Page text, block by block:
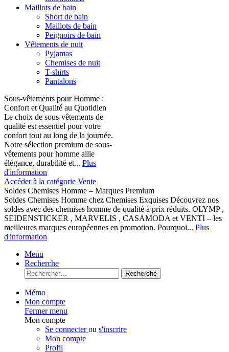
Maillots de bain
Short de bain
Maillots de bain
Peignoirs de bain
Vêtements de nuit
Pyjamas
Chemises de nuit
T-shirts
Pantalons
Sous-vêtements pour Homme :
Confort et Qualité au Quotidien
Le choix de sous-vêtements de
qualité est essentiel pour votre
confort tout au long de la journée.
Notre sélection premium de sous-
vêtements pour homme allie
élégance, durabilité et... Plus
d'information
Accéder à la catégorie Vente
Soldes Chemises Homme – Marques Premium
Soldes Chemises Homme chez Chemises Exquises Découvrez nos
soldes avec des chemises homme de qualité à prix réduits. OLYMP ,
SEIDENSTICKER , MARVELIS , CASAMODA et VENTI – les
meilleures marques européennes en promotion. Pourquoi... Plus
d'information
Menu
Recherche
Recherche
Mémo
Mon compte
Fermer menu
Mon compte
Se connecterou s'inscrire
Mon compte
Profil